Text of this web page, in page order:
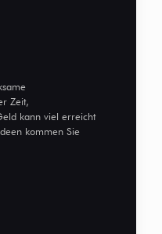
Zeit,
kann viel erreicht
kommen Sie